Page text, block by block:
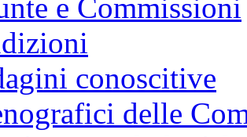
e Commissioni
conoscitive
delle